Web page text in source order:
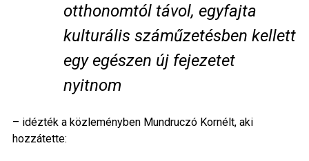
otthonomtól távol, egyfajta
kulturális száműzetésben kellett
egy egészen új fejezetet
nyitnom
– idézték a közleményben Mundruczó Kornélt, aki
hozzátette: